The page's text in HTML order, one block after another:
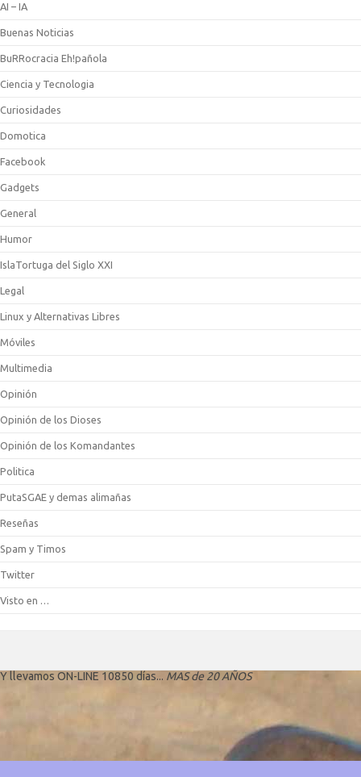
AI – IA
Buenas Noticias
BuRRocracia Eh!pañola
Ciencia y Tecnologia
Curiosidades
Domotica
Facebook
Gadgets
General
Humor
IslaTortuga del Siglo XXI
Legal
Linux y Alternativas Libres
Móviles
Multimedia
Opinión
Opinión de los Dioses
Opinión de los Komandantes
Politica
PutaSGAE y demas alimañas
Reseñas
Spam y Timos
Twitter
Visto en …
Y llevamos ON-LINE 10850 días... MAS de 20 AÑOS